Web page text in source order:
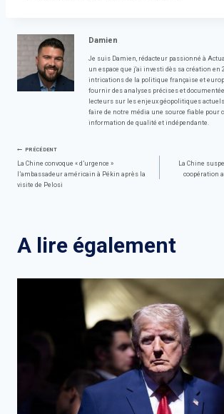
Damien
Je suis Damien, rédacteur passionné à
un espace que j'ai investi dès sa création en
intrications de la politique française et
fournir des analyses précises et
lecteurs sur les enjeux géopolitiques
faire de notre média une source fiable pour
information de qualité et indépendante.
Navigation
de
PRÉCÉDENT
La Chine convoque « d’urgence »
l’ambassadeur américain à Pékin après la
visite de Pelosi
La Chine
coopération
A lire également